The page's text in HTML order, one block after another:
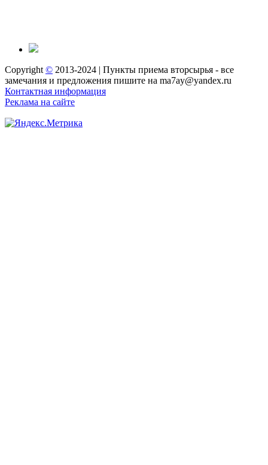
Copyright © 2013-2024 | Пункты приема вторсырья - все
замечания и предложения пишите на ma7ay@yandex.ru
Контактная информация
Реклама на сайте